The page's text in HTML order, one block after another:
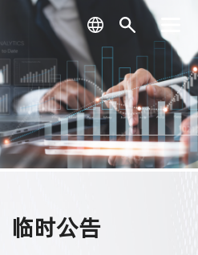
临时公告